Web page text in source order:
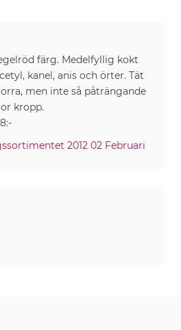
färg. Medelfyllig kokt
kanel, anis och örter. Tät
men inte så påträngande
kropp.
2012 02 Februari